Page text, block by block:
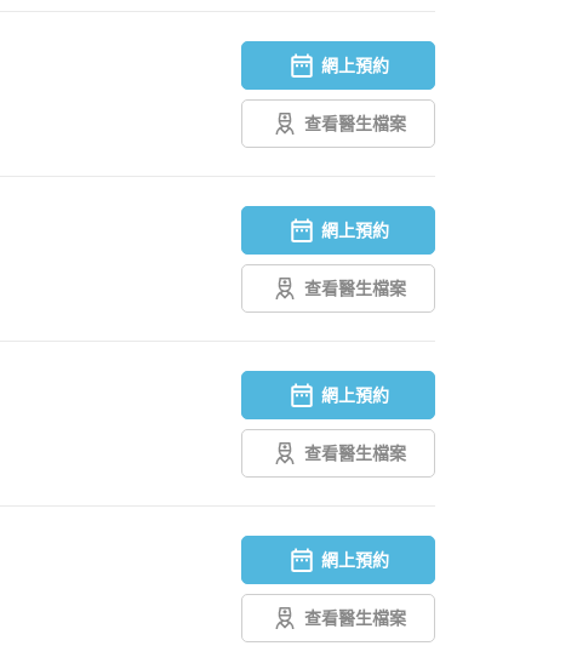
網上預約
查看醫生檔案
網上預約
查看醫生檔案
網上預約
查看醫生檔案
網上預約
查看醫生檔案